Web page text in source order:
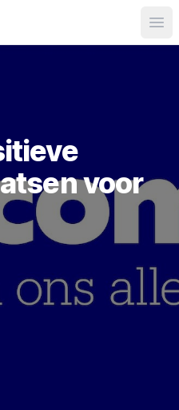
voor